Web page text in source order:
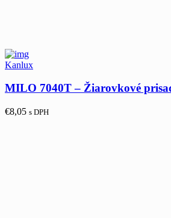
Kanlux
MILO 7040T – Žiarovkové
€8,05 s DPH